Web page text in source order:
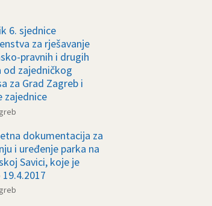
6. sjednice
za rješavanje
pravnih i drugih
od zajedničkog
za Grad Zagreb i
zajednice
dokumentacija za
i uređenje parka na
Savici, koje je